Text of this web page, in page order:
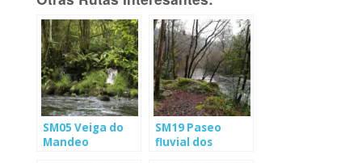
SM05 Veiga do
Mandeo
SM19 Paseo
fluvial dos